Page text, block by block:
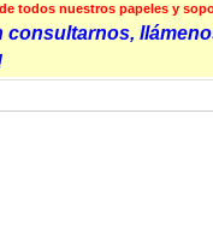
todos nuestros papeles y
consultarnos,